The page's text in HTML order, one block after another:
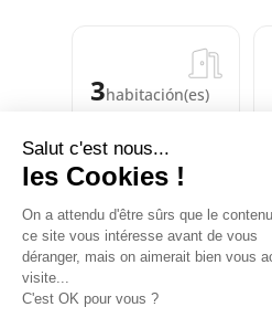
3habitación(es)
2 cama(s)
individual